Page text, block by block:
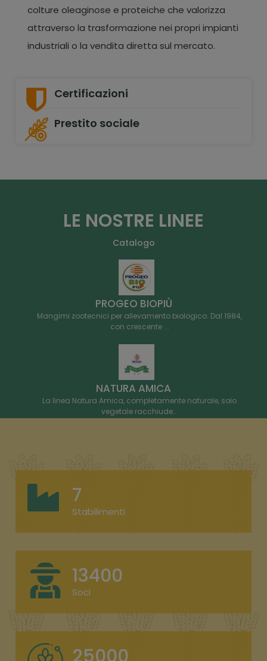
colture oleaginose e proteiche che valorizza
attraverso la trasformazione nei propri impianti
industriali o la vendita diretta sul mercato.
Certificazioni
Prestito sociale
LE NOSTRE LINEE
Catalogo
PROGEO BIOPIÙ
Mangimi zootecnici per allevamento biologico. Dal 1984,
con crescente ...
NATURA AMICA
La linea Natura Amica, completamente naturale, solo
vegetale racchiude...
VOLARE
Nella linea Pet trovate alimenti selezionati per cani, gatti e
Il marchio Progeo per il settore vacche da latte è lead...
7
Stabilimenti
13400
Soci